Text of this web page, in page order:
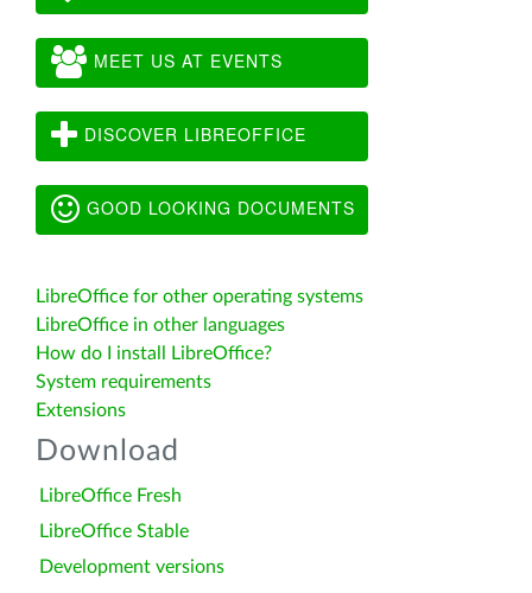
MEET US AT EVENTS
DISCOVER LIBREOFFICE
GOOD LOOKING DOCUMENTS
LibreOffice for other operating systems
LibreOffice in other languages
How do I install LibreOffice?
System requirements
Extensions
Download
LibreOffice Fresh
LibreOffice Stable
Development versions